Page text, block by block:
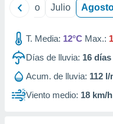
e
mediante
publicidad
Junio Julio
T. Media: 12°C Max.:
Días de lluvia: 16 días
Acum. de lluvia: 112 l/
Viento medio: 18 km/h